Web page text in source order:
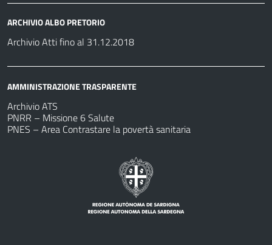
ARCHIVIO ALBO PRETORIO
Archivio Atti fino al 31.12.2018
AMMINISTRAZIONE TRASPARENTE
Archivio ATS
PNRR – Missione 6 Salute
PNES – Area Contrastare la povertà sanitaria